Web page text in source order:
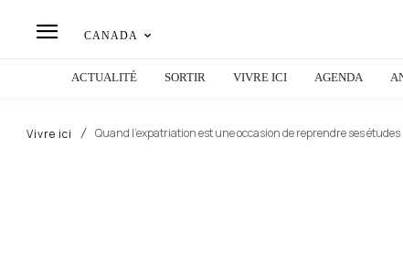
CANADA
ACTUALITÉ SORTIR VIVRE ICI AGENDA
Vivre ici Quand l’expatriation est une occasion de reprendre ses études